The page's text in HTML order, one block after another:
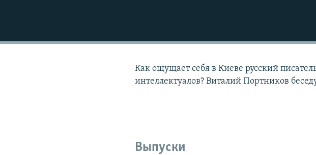
Как ощущает себя в Киеве русский
интеллектуалов? Виталий Портников
Выпуски